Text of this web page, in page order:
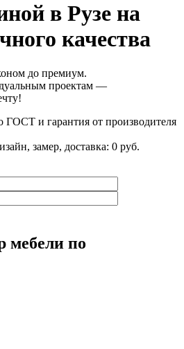
в Рузе на
качества
до премиум.
проектам —
ГОСТ и гарантия от производителя
замер, доставка: 0 руб.
мебели по